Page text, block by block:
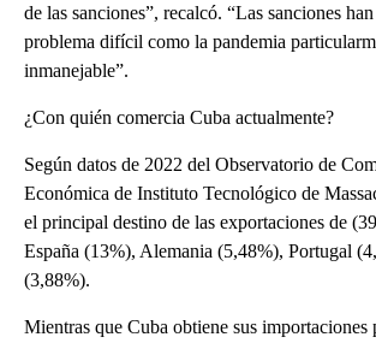
de las sanciones”, recalcó. “Las sanciones
problema difícil como la pandemia
inmanejable”.
¿Con quién comercia Cuba actualmente?
Según datos de 2022 del Observatorio de
Económica de Instituto Tecnológico de
el principal destino de las exportaciones de
España (13%), Alemania (5,48%), Portugal
(3,88%).
Mientras que Cuba obtiene sus importaciones